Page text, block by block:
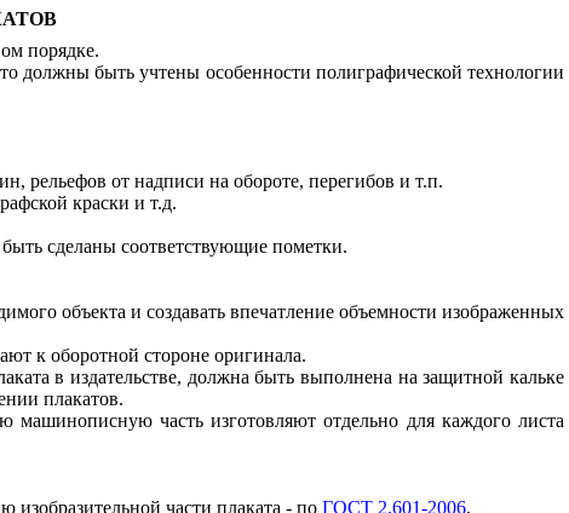
порядке.
должны быть учтены особенности полиграфической технологии
рельефов от надписи на обороте, перегибов и т.п.
краски и т.д.
сделаны соответствующие пометки.
объекта и создавать впечатление объемности изображенных
к оборотной стороне оригинала.
в издательстве, должна быть выполнена на защитной кальке
плакатов.
машинописную часть изготовляют отдельно для каждого листа
изобразительной части плаката - по ГОСТ 2.601-2006.